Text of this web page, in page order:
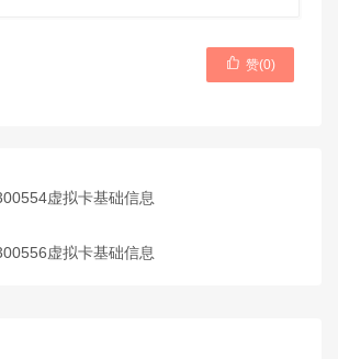
 赞(0)
虚拟卡基础信息
虚拟卡基础信息